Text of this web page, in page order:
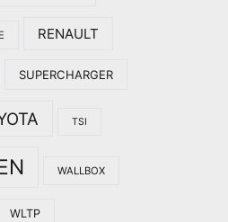
RENAULT
SUPERCHARGER
TSI
WALLBOX
WLTP